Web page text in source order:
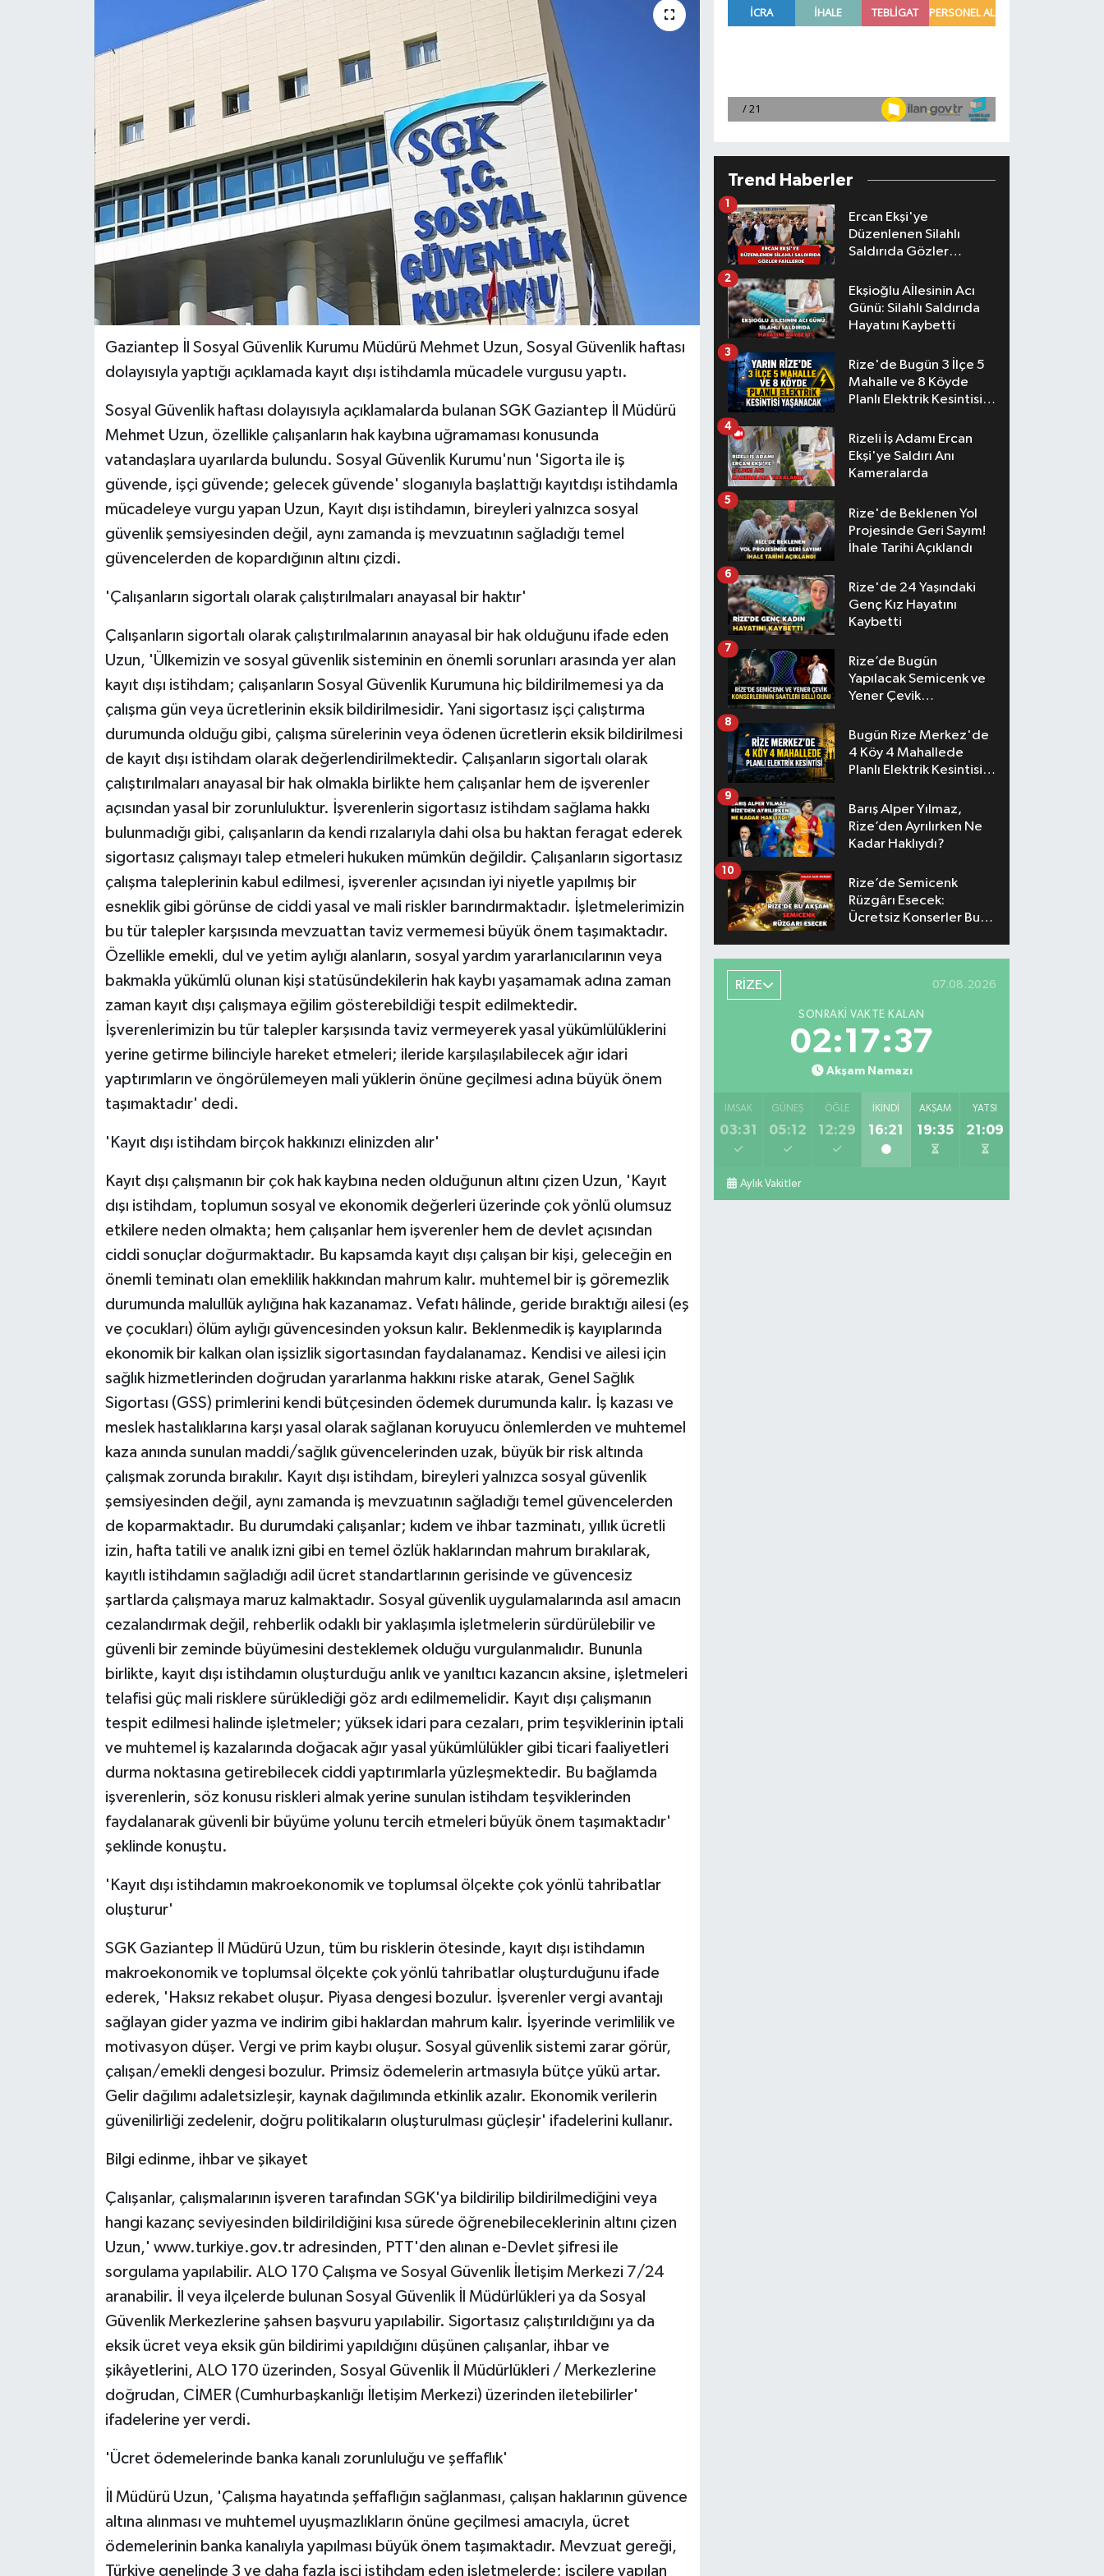
Gaziantep İl Sosyal Güvenlik Kurumu Müdürü Mehmet Uzun, Sosyal Güvenlik haftası
dolayısıyla yaptığı açıklamada kayıt dışı istihdamla mücadele vurgusu yaptı.
Sosyal Güvenlik haftası dolayısıyla açıklamalarda bulanan SGK Gaziantep İl Müdürü
Mehmet Uzun, özellikle çalışanların hak kaybına uğramaması konusunda
vatandaşlara uyarılarda bulundu. Sosyal Güvenlik Kurumu'nun 'Sigorta ile iş
güvende, işçi güvende; gelecek güvende' sloganıyla başlattığı kayıtdışı istihdamla
mücadeleye vurgu yapan Uzun, Kayıt dışı istihdamın, bireyleri yalnızca sosyal
güvenlik şemsiyesinden değil, aynı zamanda iş mevzuatının sağladığı temel
güvencelerden de kopardığının altını çizdi.
'Çalışanların sigortalı olarak çalıştırılmaları anayasal bir haktır'
Çalışanların sigortalı olarak çalıştırılmalarının anayasal bir hak olduğunu ifade eden
Uzun, 'Ülkemizin ve sosyal güvenlik sisteminin en önemli sorunları arasında yer alan
kayıt dışı istihdam; çalışanların Sosyal Güvenlik Kurumuna hiç bildirilmemesi ya da
çalışma gün veya ücretlerinin eksik bildirilmesidir. Yani sigortasız işçi çalıştırma
durumunda olduğu gibi, çalışma sürelerinin veya ödenen ücretlerin eksik bildirilmesi
de kayıt dışı istihdam olarak değerlendirilmektedir. Çalışanların sigortalı olarak
çalıştırılmaları anayasal bir hak olmakla birlikte hem çalışanlar hem de işverenler
açısından yasal bir zorunluluktur. İşverenlerin sigortasız istihdam sağlama hakkı
bulunmadığı gibi, çalışanların da kendi rızalarıyla dahi olsa bu haktan feragat ederek
sigortasız çalışmayı talep etmeleri hukuken mümkün değildir. Çalışanların sigortasız
çalışma taleplerinin kabul edilmesi, işverenler açısından iyi niyetle yapılmış bir
esneklik gibi görünse de ciddi yasal ve mali riskler barındırmaktadır. İşletmelerimizin
bu tür talepler karşısında mevzuattan taviz vermemesi büyük önem taşımaktadır.
Özellikle emekli, dul ve yetim aylığı alanların, sosyal yardım yararlanıcılarının veya
bakmakla yükümlü olunan kişi statüsündekilerin hak kaybı yaşamamak adına zaman
zaman kayıt dışı çalışmaya eğilim gösterebildiği tespit edilmektedir.
İşverenlerimizin bu tür talepler karşısında taviz vermeyerek yasal yükümlülüklerini
yerine getirme bilinciyle hareket etmeleri; ileride karşılaşılabilecek ağır idari
yaptırımların ve öngörülemeyen mali yüklerin önüne geçilmesi adına büyük önem
taşımaktadır' dedi.
'Kayıt dışı istihdam birçok hakkınızı elinizden alır'
Kayıt dışı çalışmanın bir çok hak kaybına neden olduğunun altını çizen Uzun, 'Kayıt
dışı istihdam, toplumun sosyal ve ekonomik değerleri üzerinde çok yönlü olumsuz
etkilere neden olmakta; hem çalışanlar hem işverenler hem de devlet açısından
ciddi sonuçlar doğurmaktadır. Bu kapsamda kayıt dışı çalışan bir kişi, geleceğin en
önemli teminatı olan emeklilik hakkından mahrum kalır. muhtemel bir iş göremezlik
durumunda malullük aylığına hak kazanamaz. Vefatı hâlinde, geride bıraktığı ailesi (eş
ve çocukları) ölüm aylığı güvencesinden yoksun kalır. Beklenmedik iş kayıplarında
ekonomik bir kalkan olan işsizlik sigortasından faydalanamaz. Kendisi ve ailesi için
sağlık hizmetlerinden doğrudan yararlanma hakkını riske atarak, Genel Sağlık
Sigortası (GSS) primlerini kendi bütçesinden ödemek durumunda kalır. İş kazası ve
meslek hastalıklarına karşı yasal olarak sağlanan koruyucu önlemlerden ve muhtemel
kaza anında sunulan maddi/sağlık güvencelerinden uzak, büyük bir risk altında
çalışmak zorunda bırakılır. Kayıt dışı istihdam, bireyleri yalnızca sosyal güvenlik
şemsiyesinden değil, aynı zamanda iş mevzuatının sağladığı temel güvencelerden
de koparmaktadır. Bu durumdaki çalışanlar; kıdem ve ihbar tazminatı, yıllık ücretli
izin, hafta tatili ve analık izni gibi en temel özlük haklarından mahrum bırakılarak,
kayıtlı istihdamın sağladığı adil ücret standartlarının gerisinde ve güvencesiz
şartlarda çalışmaya maruz kalmaktadır. Sosyal güvenlik uygulamalarında asıl amacın
cezalandırmak değil, rehberlik odaklı bir yaklaşımla işletmelerin sürdürülebilir ve
güvenli bir zeminde büyümesini desteklemek olduğu vurgulanmalıdır. Bununla
birlikte, kayıt dışı istihdamın oluşturduğu anlık ve yanıltıcı kazancın aksine, işletmeleri
telafisi güç mali risklere sürüklediği göz ardı edilmemelidir. Kayıt dışı çalışmanın
tespit edilmesi halinde işletmeler; yüksek idari para cezaları, prim teşviklerinin iptali
ve muhtemel iş kazalarında doğacak ağır yasal yükümlülükler gibi ticari faaliyetleri
durma noktasına getirebilecek ciddi yaptırımlarla yüzleşmektedir. Bu bağlamda
işverenlerin, söz konusu riskleri almak yerine sunulan istihdam teşviklerinden
faydalanarak güvenli bir büyüme yolunu tercih etmeleri büyük önem taşımaktadır'
şeklinde konuştu.
'Kayıt dışı istihdamın makroekonomik ve toplumsal ölçekte çok yönlü tahribatlar
oluşturur'
SGK Gaziantep İl Müdürü Uzun, tüm bu risklerin ötesinde, kayıt dışı istihdamın
makroekonomik ve toplumsal ölçekte çok yönlü tahribatlar oluşturduğunu ifade
ederek, 'Haksız rekabet oluşur. Piyasa dengesi bozulur. İşverenler vergi avantajı
sağlayan gider yazma ve indirim gibi haklardan mahrum kalır. İşyerinde verimlilik ve
motivasyon düşer. Vergi ve prim kaybı oluşur. Sosyal güvenlik sistemi zarar görür,
çalışan/emekli dengesi bozulur. Primsiz ödemelerin artmasıyla bütçe yükü artar.
Gelir dağılımı adaletsizleşir, kaynak dağılımında etkinlik azalır. Ekonomik verilerin
güvenilirliği zedelenir, doğru politikaların oluşturulması güçleşir' ifadelerini kullanır.
Bilgi edinme, ihbar ve şikayet
Çalışanlar, çalışmalarının işveren tarafından SGK'ya bildirilip bildirilmediğini veya
hangi kazanç seviyesinden bildirildiğini kısa sürede öğrenebileceklerinin altını çizen
Uzun,' www.turkiye.gov.tr adresinden, PTT'den alınan e-Devlet şifresi ile
sorgulama yapılabilir. ALO 170 Çalışma ve Sosyal Güvenlik İletişim Merkezi 7/24
aranabilir. İl veya ilçelerde bulunan Sosyal Güvenlik İl Müdürlükleri ya da Sosyal
Güvenlik Merkezlerine şahsen başvuru yapılabilir. Sigortasız çalıştırıldığını ya da
eksik ücret veya eksik gün bildirimi yapıldığını düşünen çalışanlar, ihbar ve
şikâyetlerini, ALO 170 üzerinden, Sosyal Güvenlik İl Müdürlükleri / Merkezlerine
doğrudan, CİMER (Cumhurbaşkanlığı İletişim Merkezi) üzerinden iletebilirler'
ifadelerine yer verdi.
'Ücret ödemelerinde banka kanalı zorunluluğu ve şeffaflık'
İl Müdürü Uzun, 'Çalışma hayatında şeffaflığın sağlanması, çalışan haklarının güvence
altına alınması ve muhtemel uyuşmazlıkların önüne geçilmesi amacıyla, ücret
ödemelerinin banka kanalıyla yapılması büyük önem taşımaktadır. Mevzuat gereği,
Türkiye genelinde 3 ve daha fazla işçi istihdam eden işletmelerde; işçilere yapılan
Trend Haberler
Ercan Ekşi'ye
Düzenlenen Silahlı
Saldırıda Gözler
1
Ekşioğlu Aİlesinin Acı
Günü: Silahlı Saldırıda
Hayatını Kaybetti
2
Rize'de Bugün 3 İlçe 5
Mahalle ve 8 Köyde
Planlı Elektrik Kesintisi
3
Rizeli İş Adamı Ercan
Ekşi'ye Saldırı Anı
Kameralarda
4
Rize'de Beklenen Yol
Projesinde Geri Sayım!
İhale Tarihi Açıklandı
5
Rize'de 24 Yaşındaki
Genç Kız Hayatını
Kaybetti
6
Rize’de Bugün
Yapılacak Semicenk ve
Yener Çevik
Belli Oldu
7
Bugün Rize Merkez'de
4 Köy 4 Mahallede
Planlı Elektrik Kesintisi
8
Barış Alper Yılmaz,
Rize’den Ayrılırken Ne
Kadar Haklıydı?
9
Rize’de Semicenk
Rüzgârı Esecek:
Ücretsiz Konserler Bu
10
RİZE 07.08.2026
SONRAKI VAKTE KALAN
02:17:36
Akşam Namazı
İMSAK
03:31
GÜNEŞ
05:12
ÖĞLE
12:29
İKINDI
16:21
AKŞAM
19:35
YATSI
21:09
Aylık Vakitler